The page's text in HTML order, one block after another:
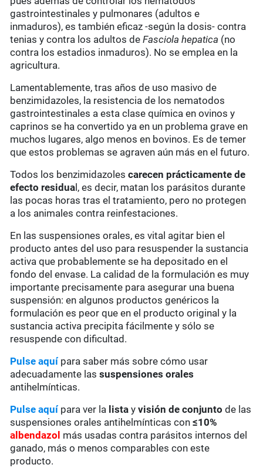
gastrointestinales y pulmonares (adultos e
inmaduros), es también eficaz -según la dosis- contra
tenias y contra los adultos deFasciola hepatica (no
contra los estadios inmaduros). No se emplea en la
agricultura.
Lamentablemente, tras años de uso masivo de
benzimidazoles, la resistencia de los nematodos
gastrointestinales a esta clase química en ovinos y
caprinos se ha convertido ya en un problema grave en
muchos lugares, algo menos en bovinos. Es de temer
que estos problemas se agraven aún más en el futuro.
Todos los benzimidazolescarecen prácticamente de
efecto residua l, es decir, matan los parásitos durante
las pocas horas tras el tratamiento, pero no protegen
a los animales contra reinfestaciones.
En las suspensiones orales, es vital agitar bien el
producto antes del uso para resuspender la sustancia
activa que probablemente se ha depositado en el
fondo del envase. La calidad de la formulación es muy
importante precisamente para asegurar una buena
suspensión: en algunos productos genéricos la
formulación es peor que en el producto original y la
sustancia activa precipita fácilmente y sólo se
resuspende con dificultad.
Pulse aquí para saber más sobre cómo usar
adecuadamente lassuspensiones orales
antihelmínticas.
Pulse aquípara ver la lista yvisión de conjunto de las
suspensiones orales antihelmínticas con≤10%
albendazol más usadas contra parásitos internos del
ganado, más o menos comparables con este
producto.